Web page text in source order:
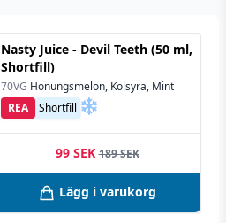
Nasty Juice - Devil Teeth (50 ml,
Shortfill)
70VG Honungsmelon, Kolsyra, Mint
Shortfill
REA
99 SEK 189 SEK
Lägg i varukorg